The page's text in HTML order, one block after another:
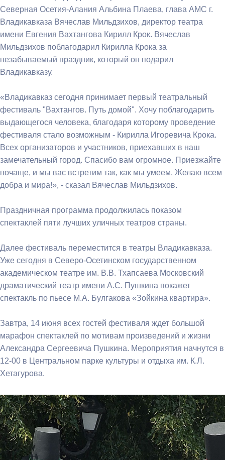
Северная Осетия-Алания Альбина Плаева, глава АМС г.
Владикавказа Вячеслав Мильдзихов, директор театра
имени Евгения Вахтангова Кирилл Крок. Вячеслав
Мильдзихов поблагодарил Кирилла Крока за
незабываемый праздник, который он подарил
Владикавказу.
«Владикавказ сегодня принимает первый театральный
фестиваль "Вахтангов. Путь домой". Хочу поблагодарить
выдающегося человека, благодаря которому проведение
фестиваля стало возможным - Кирилла Игоревича Крока.
Всех организаторов и участников, приехавших в наш
замечательный город. Спасибо вам огромное. Приезжайте
почаще, и мы вас встретим так, как мы умеем. Желаю всем
добра и мира!», - сказал Вячеслав Мильдзихов.
Праздничная программа продолжилась показом
спектаклей пяти лучших уличных театров страны.
Далее фестиваль переместится в театры Владикавказа.
Уже сегодня в Северо-Осетинском государственном
академическом театре им. В.В. Тхапсаева Московский
драматический театр имени А.С. Пушкина покажет
спектакль по пьесе М.А. Булгакова «Зойкина квартира».
Завтра, 14 июня всех гостей фестиваля ждет большой
марафон спектаклей по мотивам произведений и жизни
Александра Сергеевича Пушкина. Мероприятия начнутся в
12-00 в Центральном парке культуры и отдыха им. К.Л.
Хетагурова.